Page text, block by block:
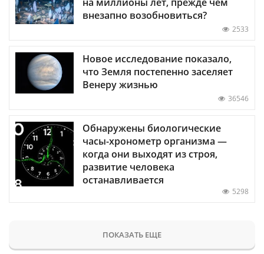
внезапно возобновиться?
2533
Новое исследование показало,
что Земля постепенно заселяет
Венеру жизнью
36546
Обнаружены биологические
часы-хронометр организма —
когда они выходят из строя,
развитие человека
останавливается
5298
ПОКАЗАТЬ ЕЩЕ